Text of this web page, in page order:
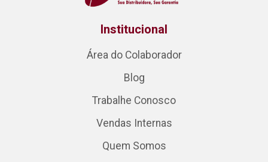
Institucional
Área do Colaborador
Blog
Trabalhe Conosco
Vendas Internas
Quem Somos